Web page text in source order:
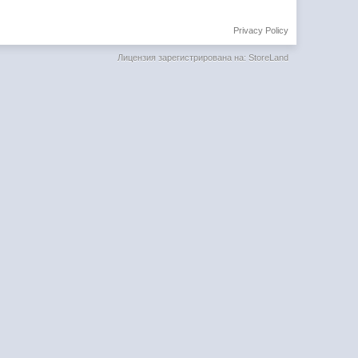
Privacy Policy
Лицензия зарегистрирована на: StoreLand